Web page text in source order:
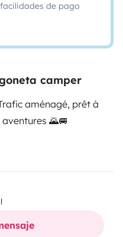
de pago
camper
aménagé, prêt à
🌄🚐
ou un road trip
l’essentiel pour
et bord de mer.
tout le nécessaire pour